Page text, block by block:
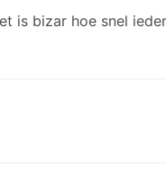
is bizar hoe snel